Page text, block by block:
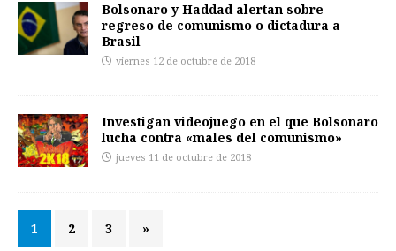
Bolsonaro y Haddad alertan sobre
regreso de comunismo o dictadura a
Brasil
viernes 12 de octubre de 2018
Investigan videojuego en el que Bolsonaro
lucha contra «males del comunismo»
jueves 11 de octubre de 2018
1 2 3 »